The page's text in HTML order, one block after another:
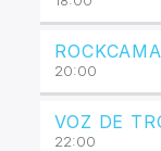
20:00
VOZ DE
22:00